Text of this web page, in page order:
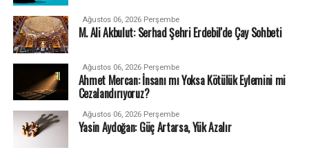
Ağustos 06, 2026 Perşembe
M. Ali Akbulut: Serhad Şehri Erdebil'de Çay Sohbeti
Ağustos 06, 2026 Perşembe
Ahmet Mercan: İnsanı mı Yoksa Kötülük Eylemini mi
Cezalandırıyoruz?
Ağustos 06, 2026 Perşembe
Yasin Aydoğan: Güç Artarsa, Yük Azalır